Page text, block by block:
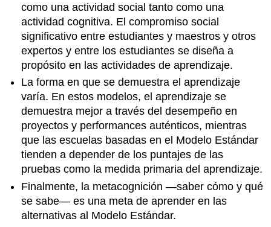
como una actividad social tanto como una
actividad cognitiva. El compromiso social
significativo entre estudiantes y maestros y otros
expertos y entre los estudiantes se diseña a
propósito en las actividades de aprendizaje.
La forma en que se demuestra el aprendizaje
varía. En estos modelos, el aprendizaje se
demuestra mejor a través del desempeño en
proyectos y performances auténticos, mientras
que las escuelas basadas en el Modelo Estándar
tienden a depender de los puntajes de las
pruebas como la medida primaria del aprendizaje.
Finalmente, la metacognición —saber cómo y qué
se sabe— es una meta de aprender en las
alternativas al Modelo Estándar.